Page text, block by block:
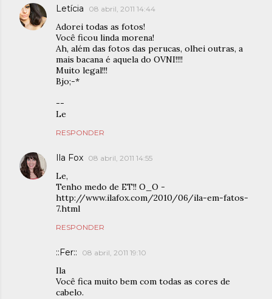
Letícia 08 abril, 2011 14:44
Adorei todas as fotos!
Você ficou linda morena!
Ah, além das fotos das perucas, olhei outras, a
mais bacana é aquela do OVNI!!!!
Muito legal!!!
Bjo;-*
--
Le
RESPONDER
Ila Fox 08 abril, 2011 14:55
Le,
Tenho medo de ET!! O_O -
http://www.ilafox.com/2010/06/ila-em-fatos-
7.html
RESPONDER
::Fer:: 08 abril, 2011 19:10
Ila
Você fica muito bem com todas as cores de
cabelo.